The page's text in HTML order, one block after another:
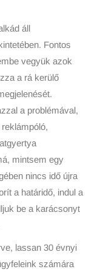
áll
Fontos
vegyük azok
a rá kerülő
a problémával,
mintsem egy
nincs idő újra
a határidő, indul a
be a karácsonyt
lassan 30 évnyi
számára